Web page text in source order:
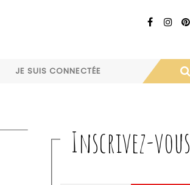
JE SUIS CONNECTÉE
Inscrivez-vous